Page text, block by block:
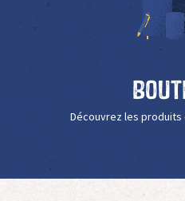
Découvrez les produits